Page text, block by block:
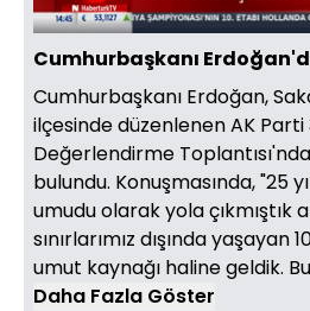
Sesi
Aç
Cumhurbaşkanı
Cumhurbaşkanı Erdoğan,
ilçesinde düzenlenen AK Parti
Değerlendirme
bulundu. Konuşmasında, "25
umudu olarak yola çıkmıştık
sınırlarımız dışında yaşayan
umut kaynağı haline geldik.
Daha Fazla Göster